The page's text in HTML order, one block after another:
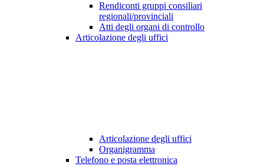
Rendiconti gruppi consiliari
regionali/provinciali
Atti degli organi di controllo
Articolazione degli uffici
Articolazione degli uffici
Organigramma
Telefono e posta elettronica